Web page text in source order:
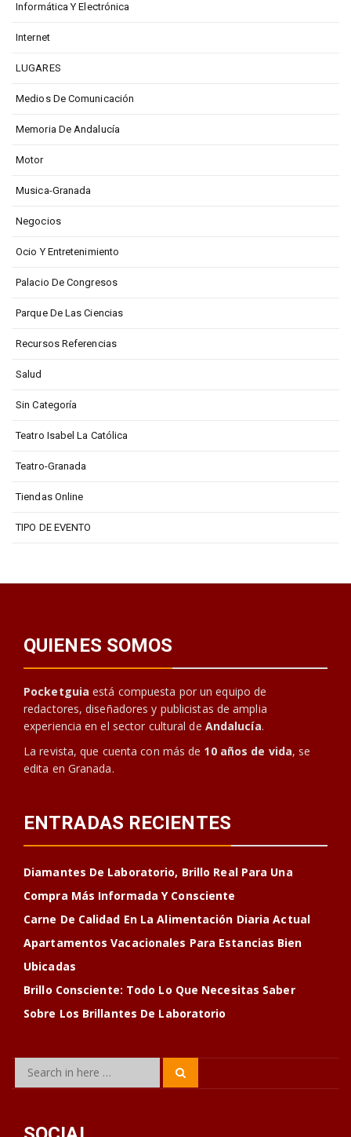
Informática Y Electrónica
Internet
LUGARES
Medios De Comunicación
Memoria De Andalucía
Motor
Musica-Granada
Negocios
Ocio Y Entretenimiento
Palacio De Congresos
Parque De Las Ciencias
Recursos Referencias
Salud
Sin Categoría
Teatro Isabel La Católica
Teatro-Granada
Tiendas Online
TIPO DE EVENTO
QUIENES SOMOS
Pocketguia está compuesta por un equipo de
redactores, diseñadores y publicistas de amplia
experiencia en el sector cultural de Andalucía.
La revista, que cuenta con más de 10 años de vida, se
edita en Granada.
ENTRADAS RECIENTES
Diamantes De Laboratorio, Brillo Real Para Una
Compra Más Informada Y Consciente
Carne De Calidad En La Alimentación Diaria Actual
Apartamentos Vacacionales Para Estancias Bien
Ubicadas
Brillo Consciente: Todo Lo Que Necesitas Saber
Sobre Los Brillantes De Laboratorio
Search